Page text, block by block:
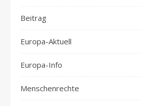
Beitrag
Europa-Aktuell
Europa-Info
Menschenrechte